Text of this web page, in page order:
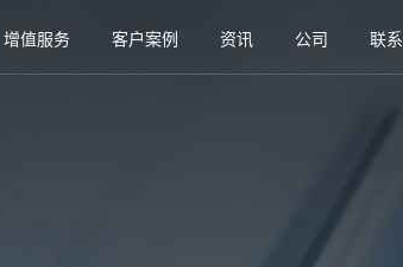
增值服务 客户案例 资讯 公司 联系